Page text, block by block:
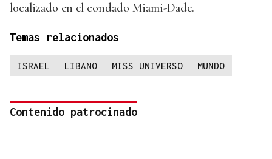
localizado en el condado Miami-Dade.
Temas relacionados
ISRAEL LIBANO MISS UNIVERSO MUNDO
Contenido patrocinado